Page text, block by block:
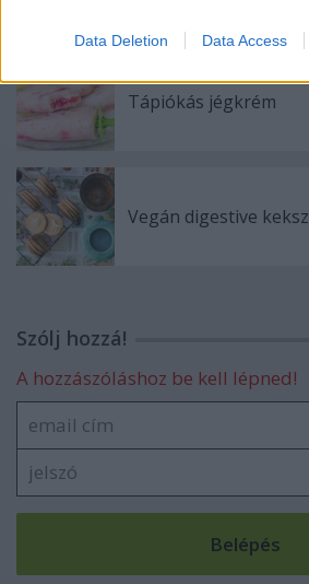
Data Deletion Data Access
Tápiókás jégkrém
Vegán digestive keksz
Szólj hozzá!
A hozzászóláshoz be kell lépned!